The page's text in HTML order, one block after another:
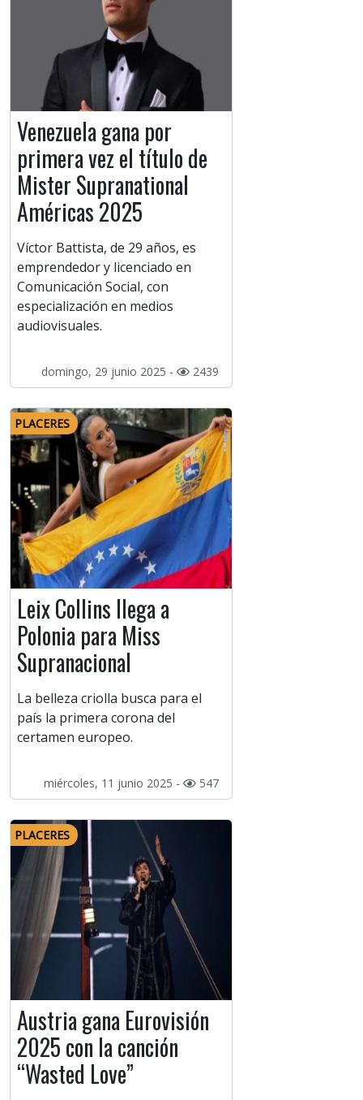
Venezuela gana por
primera vez el título de
Mister Supranational
Américas 2025
Víctor Battista, de 29 años, es
emprendedor y licenciado en
Comunicación Social, con
especialización en medios
audiovisuales.
domingo, 29 junio 2025 - 2439
PLACERES
Leix Collins llega a
Polonia para Miss
Supranacional
La belleza criolla busca para el
país la primera corona del
certamen europeo.
miércoles, 11 junio 2025 - 547
PLACERES
Austria gana Eurovisión
2025 con la canción
“Wasted Love”